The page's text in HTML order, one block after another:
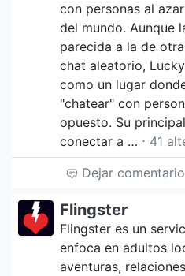
con personas al
del mundo. Aunque
parecida a la de
chat aleatorio,
como un lugar
"chatear" con
opuesto. Su
conectar a … ⋅ 41
Dejar comentario
Flingster
Flingster es un
enfoca en adultos
aventuras,